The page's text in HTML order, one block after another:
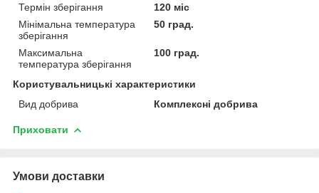
Термін зберігання
120 міс
Мінімальна температура
зберігання
50 град.
Максимальна
температура зберігання
100 град.
Користувальницькі характеристики
Вид добрива
Комплексні добрива
Приховати
Умови доставки